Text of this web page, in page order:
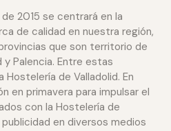
2015 se centrará en la
de calidad en nuestra región,
que son territorio de
y Palencia. Entre estas
de Valladolid. En
en primavera para impulsar el
con la Hostelería de
en diversos medios